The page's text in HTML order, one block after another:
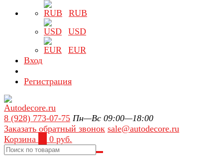
RUB
USD
EUR
Вход
Регистрация
8 (928) 773-07-75 Пн—Вс 09:00—18:00
Заказать обратный звонок sale@autodecore.ru
Корзина
0 руб.